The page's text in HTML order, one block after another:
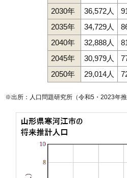
2030年
36,572人
2035年
34,729人
2040年
32,888人
2045年
30,979人
2050年
29,014人
※出所：人口問題研究所（令和5・2023年